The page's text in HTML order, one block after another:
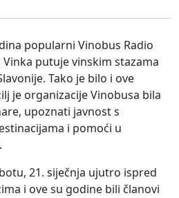
popularni Vinobus Radio
putuje vinskim stazama
Tako je bilo i ove
je organizacije Vinobusa bila
upoznati javnost s
i pomoći u
21. siječnja ujutro ispred
i ove su godine bili članovi